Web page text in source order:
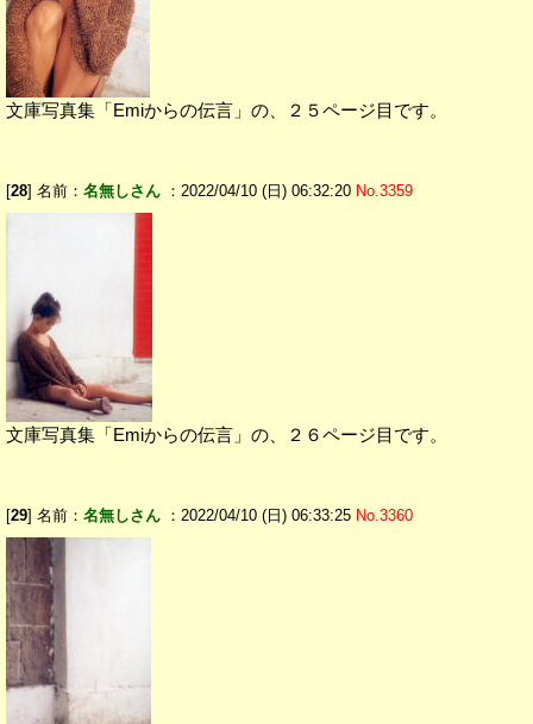
文庫写真集「Emiからの伝言」の、２５ページ目です。
[28] 名前： 名無しさん ：2022/04/10 (日) 06:32:20 No.3359
文庫写真集「Emiからの伝言」の、２６ページ目です。
[29] 名前： 名無しさん ：2022/04/10 (日) 06:33:25 No.3360